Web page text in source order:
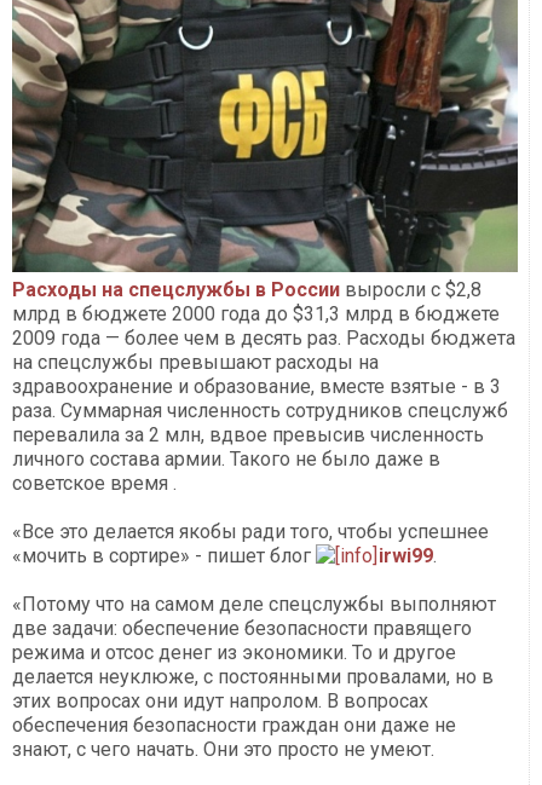
Расходы на спецслужбы в России выросли с $2,8
млрд в бюджете 2000 года до $31,3 млрд в бюджете
2009 года — более чем в десять раз. Расходы бюджета
на спецслужбы превышают расходы на
здравоохранение и образование, вместе взятые - в 3
раза. Суммарная численность сотрудников спецслужб
перевалила за 2 млн, вдвое превысив численность
личного состава армии. Такого не было даже в
советское время .
«Все это делается якобы ради того, чтобы успешнее
«мочить в сортире» - пишет блог
irwi99.
«Потому что на самом деле спецслужбы выполняют
две задачи: обеспечение безопасности правящего
режима и отсос денег из экономики. То и другое
делается неуклюже, с постоянными провалами, но в
этих вопросах они идут напролом. В вопросах
обеспечения безопасности граждан они даже не
знают, с чего начать. Они это просто не умеют.